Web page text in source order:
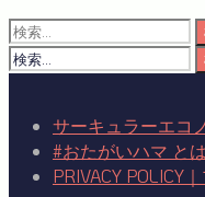
検
索:
検
索:
サーキュラーエコ
#おたがいハマ とは
PRIVACY POLICY